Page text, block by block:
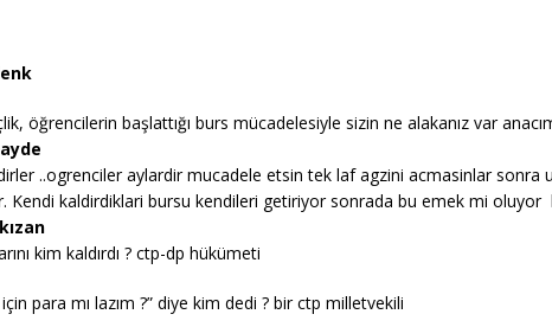
öğrencilerin başlattığı burs mücadelesiyle sizin ne alakanız var
..ogrenciler aylardir mucadele etsin tek laf agzini acmasinlar sonra
Kendi kaldirdiklari bursu kendileri getiriyor sonrada bu emek mi oluyor
kim kaldırdı ? ctp-dp hükümeti
para mı lazım ?” diye kim dedi ? bir ctp milletvekili